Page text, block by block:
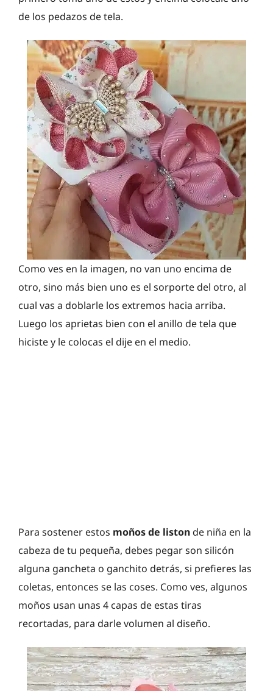
de los pedazos de tela.
Como ves en la imagen, no van uno encima de
otro, sino más bien uno es el sorporte del otro, al
cual vas a doblarle los extremos hacia arriba.
Luego los aprietas bien con el anillo de tela que
hiciste y le colocas el dije en el medio.
Para sostener estos moños de listonde niña en la
cabeza de tu pequeña, debes pegar son silicón
alguna gancheta o ganchito detrás, si prefieres las
coletas, entonces se las coses. Como ves, algunos
moños usan unas 4 capas de estas tiras
recortadas, para darle volumen al diseño.